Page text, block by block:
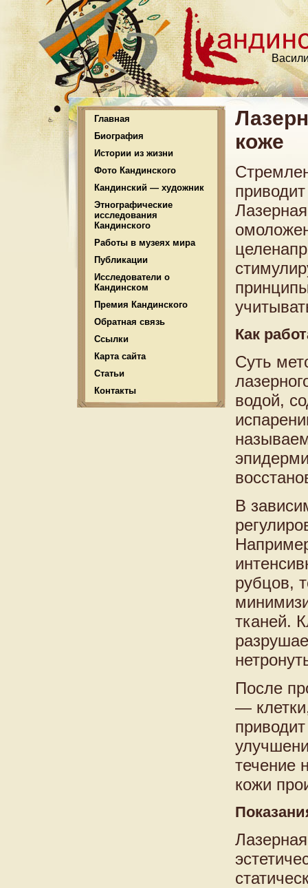
Главная
Биография
Истории из жизни
Фото Кандинского
Кандинский — художник
Этнографические
исследования
Кандинского
Работы в музеях мира
Публикации
Исследователи о
Кандинском
Премия Кандинского
Обратная связь
Ссылки
Карта сайта
Статьи
Контакты
коже
Как
Суть
водой,
В
рубцов,
тканей.
После
—
течение
кожи